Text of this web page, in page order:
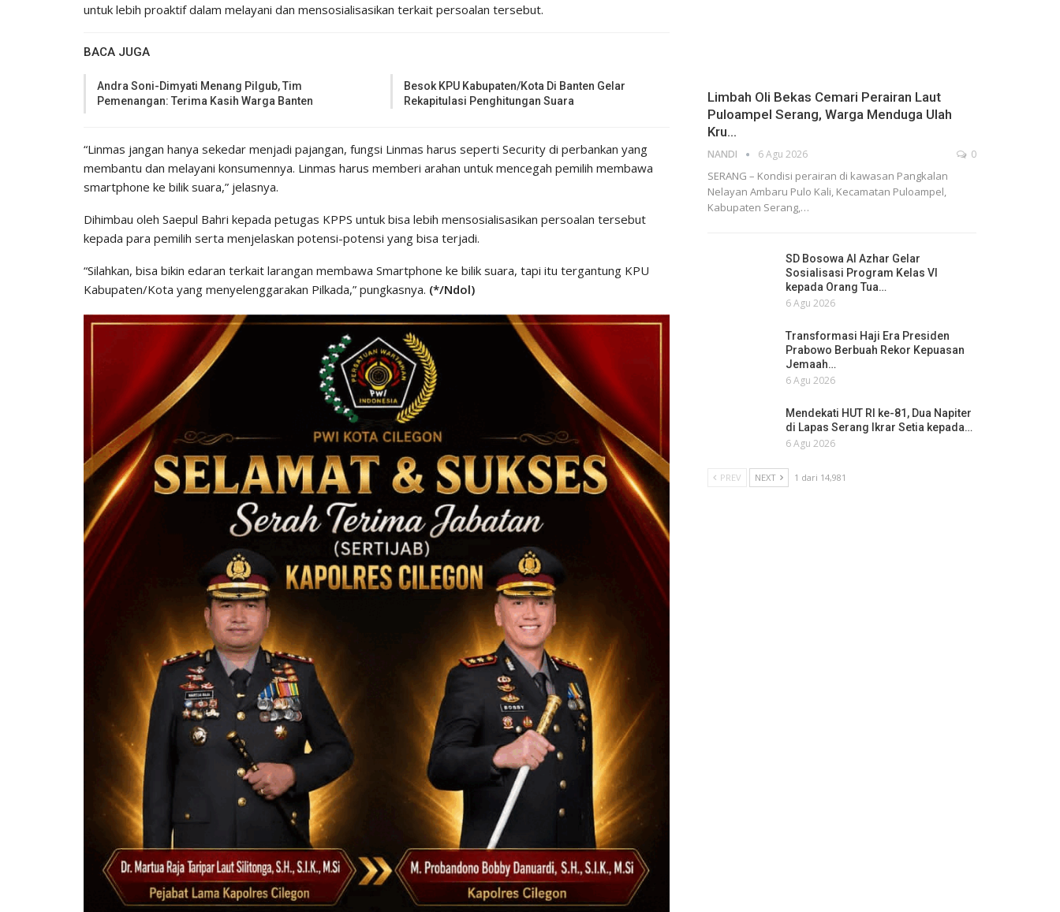
untuk lebih proaktif dalam melayani dan mensosialisasikan terkait persoalan tersebut.
BACA JUGA
Andra Soni-Dimyati Menang Pilgub, Tim
Pemenangan: Terima Kasih Warga Banten
Besok KPU Kabupaten/kota Di Banten Gelar
Rekapitulasi Penghitungan Suara
“Linmas jangan hanya sekedar menjadi pajangan, fungsi Linmas harus seperti Security di perbankan yang
membantu dan melayani konsumennya. Linmas harus memberi arahan untuk mencegah pemilih membawa
smartphone ke bilik suara,” jelasnya.
Dihimbau oleh Saepul Bahri kepada petugas KPPS untuk bisa lebih mensosialisasikan persoalan tersebut
kepada para pemilih serta menjelaskan potensi-potensi yang bisa terjadi.
“Silahkan, bisa bikin edaran terkait larangan membawa Smartphone ke bilik suara, tapi itu tergantung KPU
Kabupaten/Kota yang menyelenggarakan Pilkada,” pungkasnya. (*/Ndol)
Limbah Oli Bekas Cemari Perairan Laut
Puloampel Serang, Warga Menduga Ulah
Kru…
NANDI 6 Agu 2026 0
SERANG – Kondisi perairan di kawasan Pangkalan
Nelayan Ambaru Pulo Kali, Kecamatan Puloampel,
Kabupaten Serang,…
SD Bosowa Al Azhar Gelar
Sosialisasi Program Kelas VI
kepada Orang Tua…
6 Agu 2026
Transformasi Haji Era Presiden
Prabowo Berbuah Rekor Kepuasan
Jemaah…
6 Agu 2026
Mendekati HUT RI ke-81, Dua Napiter
di Lapas Serang Ikrar Setia kepada…
6 Agu 2026
PREV NEXT 1 dari 14,981